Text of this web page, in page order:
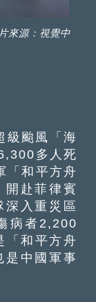
來源：視覺中
颱風「海
多人死
「和平方舟
開赴菲律賓
深入重災區
病者2,200
「和平方舟
是中國軍事